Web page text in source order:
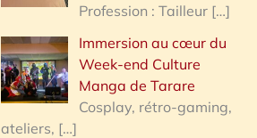
:
Profession : Tailleur […]
Immersion au cœur du
Week-end Culture
Manga de Tarare
Cosplay, rétro-gaming,
ateliers, […]